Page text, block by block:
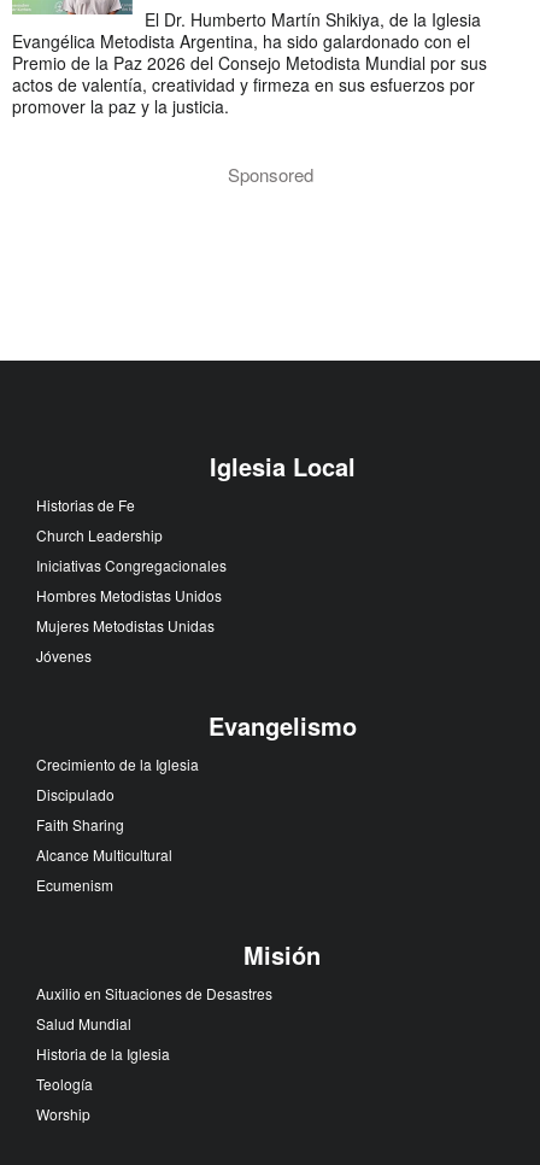
El Dr. Humberto Martín Shikiya, de la Iglesia
Evangélica Metodista Argentina, ha sido galardonado con el
Premio de la Paz 2026 del Consejo Metodista Mundial por sus
actos de valentía, creatividad y firmeza en sus esfuerzos por
promover la paz y la justicia.
Sponsored
Iglesia Local
Historias de Fe
Church Leadership
Iniciativas Congregacionales
Hombres Metodistas Unidos
Mujeres Metodistas Unidas
Jóvenes
Evangelismo
Crecimiento de la Iglesia
Discipulado
Faith Sharing
Alcance Multicultural
Ecumenism
Misión
Auxilio en Situaciones de Desastres
Salud Mundial
Historia de la Iglesia
Teología
Worship